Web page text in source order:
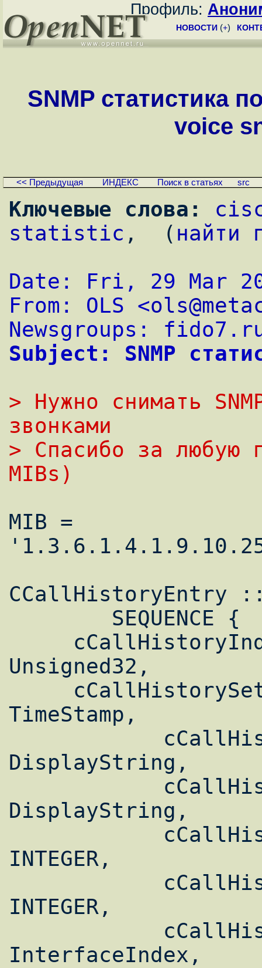
Профиль:
НОВОСТИ (+)
SNMP статистика
voice
<< Предыдущая ИНДЕКС Поиск в статьях src
Ключевые слова:
statistic ,  ( найти
Date: Fri, 29 Mar
From: OLS <
Newsgroups:
Subject: SNMP
> Нужно снимать
звонками
> Спасибо за любую
MIBs)
MIB =
CCallHistoryEntry
Unsigned32,
TimeStamp,
DisplayString,
DisplayString,
INTEGER,
INTEGER,
InterfaceIndex,